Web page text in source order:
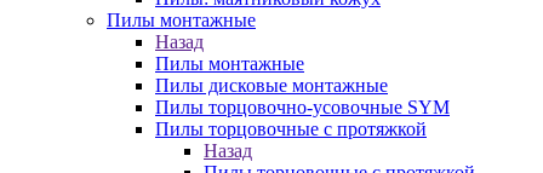
Пилы монтажные
Назад
Пилы монтажные
Пилы дисковые монтажные
Пилы торцовочно-усовочные SYM
Пилы торцовочные с протяжкой
Назад